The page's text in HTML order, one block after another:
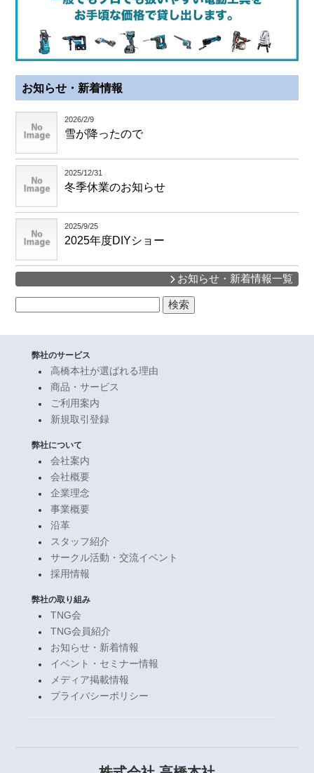
お知らせ・新着情報
2026/2/9
雪が降ったので
2025/12/31
冬季休業のお知らせ
2025/9/25
2025年度DIYショー
お知らせ・新着情報一覧
索:
弊社のサービス
高橋本社が選ばれる理由
商品・サービス
ご利用案内
新規取引登録
弊社について
会社案内
会社概要
企業理念
事業概要
沿革
スタッフ紹介
サークル活動・交流イベント
採用情報
弊社の取り組み
TNG会
TNG会員紹介
お知らせ・新着情報
イベント・セミナー情報
メディア掲載情報
プライバシーポリシー